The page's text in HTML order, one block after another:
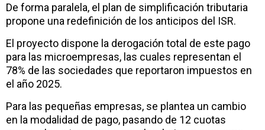
De forma paralela, el plan de simplificación tributaria
propone una redefinición de los anticipos del ISR.
El proyecto dispone la derogación total de este pago
para las microempresas, las cuales representan el
78% de las sociedades que reportaron impuestos en
el año 2025.
Para las pequeñas empresas, se plantea un cambio
en la modalidad de pago, pasando de 12 cuotas